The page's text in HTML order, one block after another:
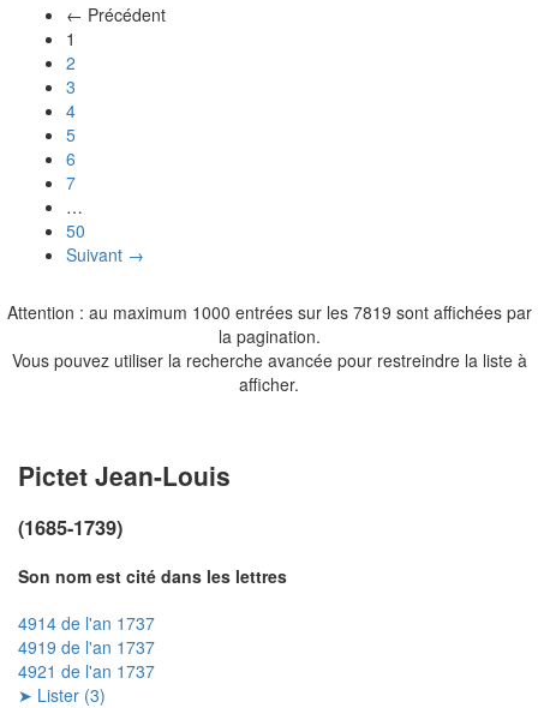
← Précédent
1
2
3
4
5
6
7
…
50
Suivant →
Attention : au maximum 1000 entrées sur les 7819 sont affichées par
la pagination.
Vous pouvez utiliser la recherche avancée pour restreindre la liste à
afficher.
Pictet Jean-Louis
(1685-1739)
Son nom est cité dans les lettres
4914 de l'an 1737
4919 de l'an 1737
4921 de l'an 1737
➤ Lister (3)